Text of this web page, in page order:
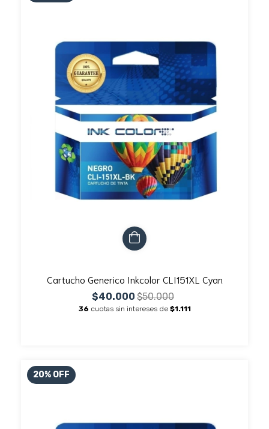
Cartucho Generico Inkcolor CLI151XL Cyan
$40.000 $50.000
36 cuotas sin intereses de $1.111
20% OFF